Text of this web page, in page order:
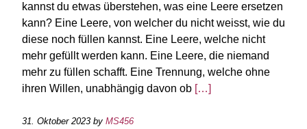
kannst du etwas überstehen, was eine Leere ersetzen
kann? Eine Leere, von welcher du nicht weisst, wie du
diese noch füllen kannst. Eine Leere, welche nicht
mehr gefüllt werden kann. Eine Leere, die niemand
mehr zu füllen schafft. Eine Trennung, welche ohne
ihren Willen, unabhängig davon ob […]
31. Oktober 2023 by MS456